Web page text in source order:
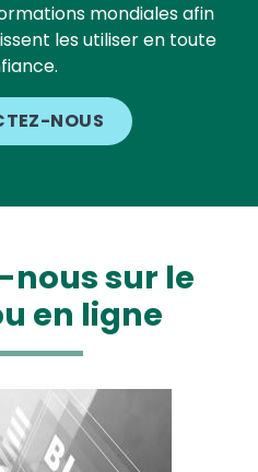
mondiales afin
les utiliser en toute
NOUS
nous sur le
en ligne